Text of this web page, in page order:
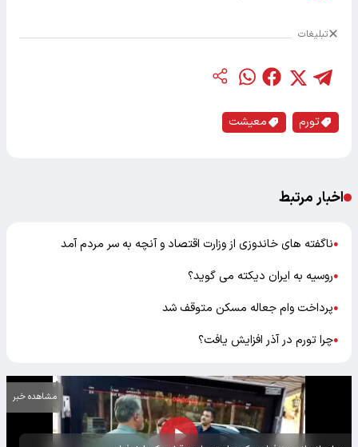
تبلیغات
تورم معیشت
اخبار مرتبط
●ناگفته های خاندوزی از وزارت اقتصاد و آنچه به سر مردم آمد
●روسیه به ایران دیکته می گوید؟
●پرداخت وام جعاله مسکن متوقف شد
●چرا تورم در آذر افزایش یافت؟
مشاهده خبر